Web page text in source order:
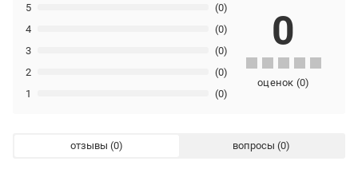
1 (0)
2 (0)
3 (0)
4 (0)
5 (0)
0
оценок (0)
отзывы вопросы